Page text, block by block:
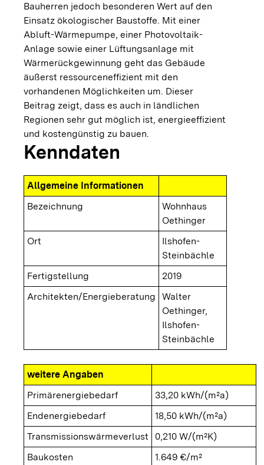
Bauherren jedoch besonderen Wert auf den
Einsatz ökologischer Baustoffe. Mit einer
Abluft-Wärmepumpe, einer Photovoltaik-
Anlage sowie einer Lüftungsanlage mit
Wärmerückgewinnung geht das Gebäude
äußerst ressourceneffizient mit den
vorhandenen Möglichkeiten um. Dieser
Beitrag zeigt, dass es auch in ländlichen
Regionen sehr gut möglich ist, energieeffizient
und kostengünstig zu bauen.
Kenndaten
Allgemeine Informationen
Bezeichnung
Wohnhaus
Oethinger
Ort
Ilshofen-
Steinbächle
Fertigstellung
2019
Architekten/Energieberatung
Walter
Oethinger,
Ilshofen-
Steinbächle
weitere Angaben
Primärenergiebedarf
33,20 kWh/(m²a)
Endenergiebedarf
18,50 kWh/(m²a)
Transmissionswärmeverlust
0,210 W/(m²K)
Baukosten
1.649 €/m²